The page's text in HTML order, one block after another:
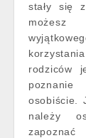
stały się
możesz
rodziców
osobiście.
należy